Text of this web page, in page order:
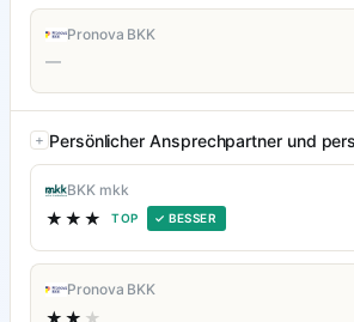
Pronova BKK
—
Persönlicher Ansprechpartner und
BKK mkk
★★★ TOP ✓ BESSER
Pronova BKK